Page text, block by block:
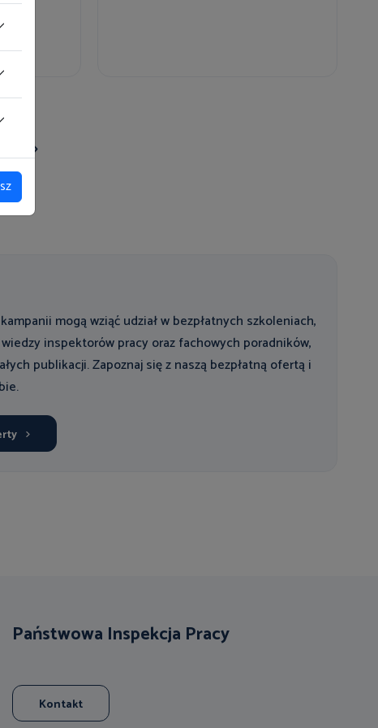
mogą wziąć udział w bezpłatnych szkoleniach,
inspektorów pracy oraz fachowych poradników,
publikacji. Zapoznaj się z naszą bezpłatną ofertą i
Państwowa Inspekcja Pracy
Kontakt